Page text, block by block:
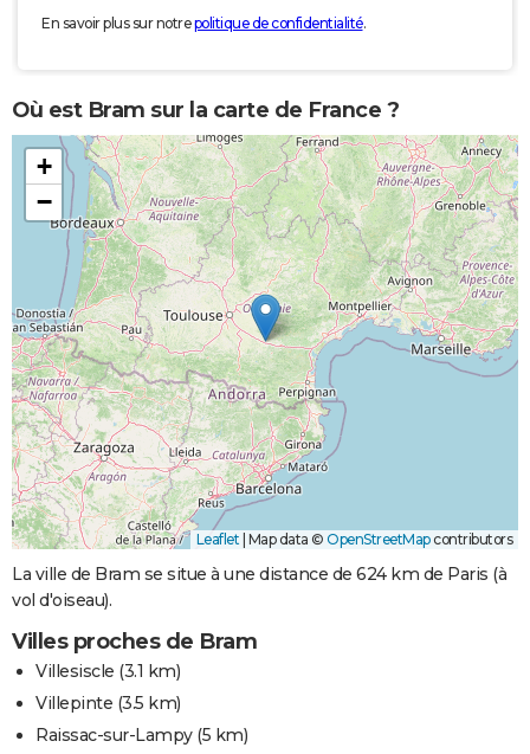
En savoir plus sur notrepolitique de confidentialité.
Où est Bram sur la carte de France ?
+
−
Leaflet Map data © OpenStreetMapcontributors
La ville de Bram se situe à une distance de 624 km de Paris (à
vol d'oiseau).
Villes proches de Bram
Villesiscle (3.1 km)
Villepinte (3.5 km)
Raissac-sur-Lampy(5 km)